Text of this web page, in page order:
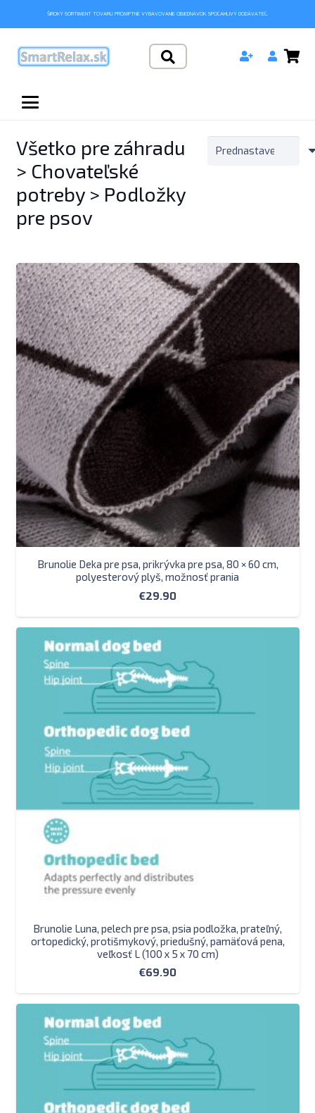
ŠIROKÝ SORTIMENT TOVARU. PROMPTNÉ VYBAVOVANIE OBJEDNÁVOK. SPOĽAHLIVÝ DODÁVATEĽ.
Všetko pre záhradu
> Chovateľské
potreby > Podložky
pre psov
Brunolie Deka pre psa, prikrývka pre psa, 80 × 60 cm,
polyesterový plyš, možnosť prania
€29.90
Brunolie Luna, pelech pre psa, psia podložka, prateľný,
ortopedický, protišmykový, priedušný, pamäťová pena,
veľkosť L (100 x 5 x 70 cm)
€69.90